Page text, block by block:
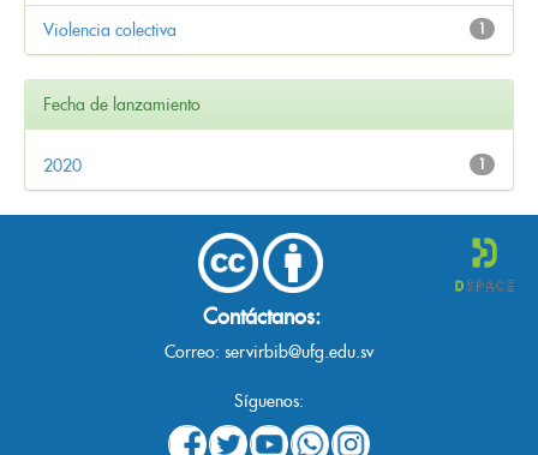
1
Violencia colectiva
Fecha de lanzamiento
1
2020
Contáctanos:
Correo: servirbib@ufg.edu.sv
Síguenos: